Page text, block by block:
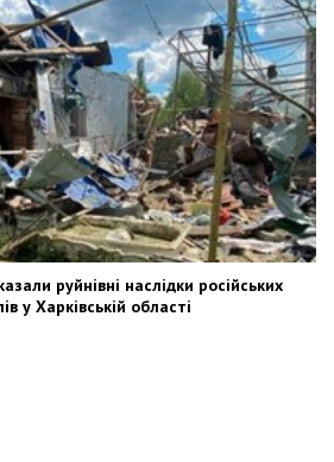
руйнівні наслідки російських
у Харківській області